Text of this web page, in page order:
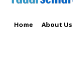
Home About Us